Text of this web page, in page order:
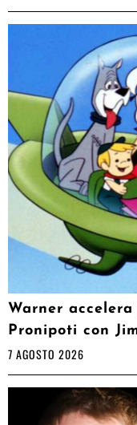
Warner
Pronipoti con
7 AGOSTO 2026